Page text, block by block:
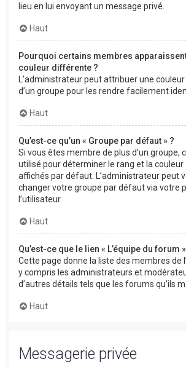
lieu en lui envoyant un message privé.
Haut
Pourquoi certains membres
couleur différente ?
L’administrateur peut attribuer une
d’un groupe pour les rendre facilement
Haut
Qu’est-ce qu’un « Groupe par défaut » ?
Si vous êtes membre de plus d’un groupe,
utilisé pour déterminer le rang et la couleur
affichés par défaut. L’administrateur peut
changer votre groupe par défaut via votre
l’utilisateur.
Haut
Qu’est-ce que le lien « L’équipe du forum
Cette page donne la liste des membres de
y compris les administrateurs et
d’autres détails tels que les forums qu’ils
Haut
Messagerie privée